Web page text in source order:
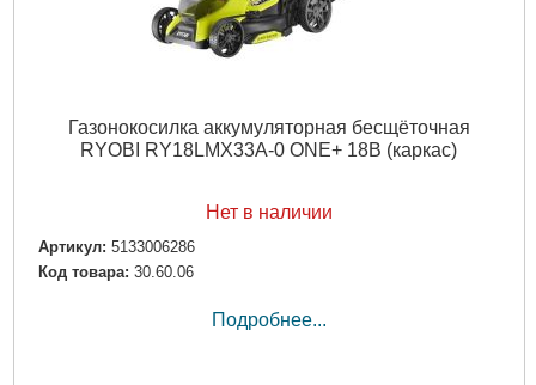
Газонокосилка аккумуляторная бесщёточная
RYOBI RY18LMX33A-0 ONE+ 18В (каркас)
Нет в наличии
Артикул: 5133006286
Код товара: 30.60.06
Подробнее...